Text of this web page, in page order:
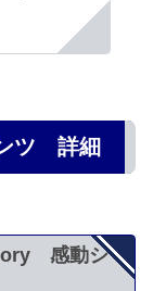
ツ 詳細
感動シ